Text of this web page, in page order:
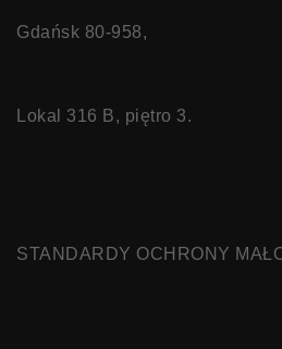
Gdańsk 80-958,
Lokal 316 B, piętro 3.
STANDARDY OCHRONY